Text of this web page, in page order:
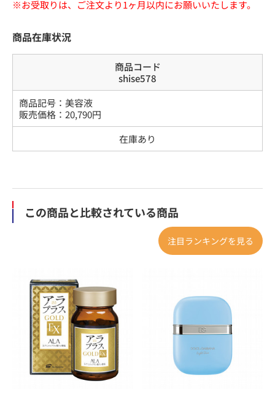
※お受取りは、ご注文より1ヶ月以内にお願いいたします。
商品在庫状況
商品コード
shise578
商品記号： 美容液
販売価格： 20,790円
在庫あり
この商品と比較されている商品
注目ランキングを見る